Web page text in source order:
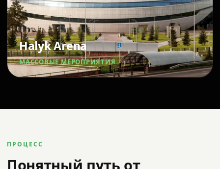
Halyk Arena
МАССОВЫЕ МЕРОПРИЯТИЯ
ПРОЦЕСС
Понятный путь от